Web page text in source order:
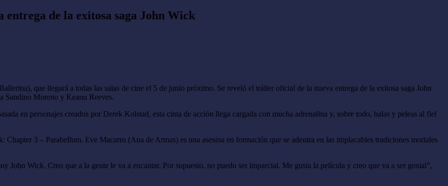
de la exitosa saga John Wick
que llegará a todas las salas de cine el 5 de junio próximo. Se reveló el tráiler oficial de la nueva entrega de la exitosa saga John
Sandino Moreno y Keanu Reeves.
en personajes creados por Derek Kolstad, esta cinta de acción llega cargada con mucha adrenalina y, sobre todo, balas y peleas al fiel
3 – Parabellum. Eve Macarro (Ana de Armas) es una asesina en formación que se adentra en las implacables tradiciones mortales
John Wick. Creo que a la gente le va a encantar. Por supuesto, no puedo ser imparcial. Me gusta la película y creo que va a ser genial”,